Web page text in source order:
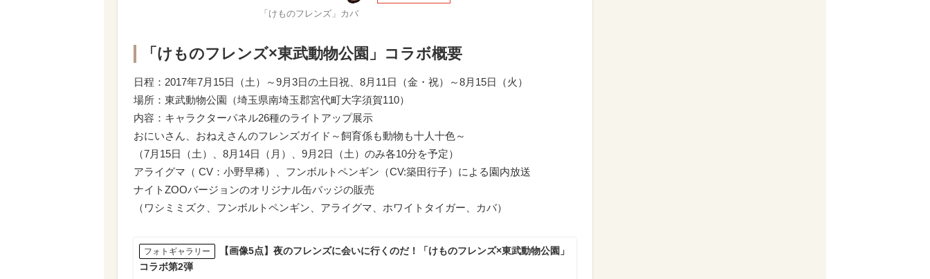
「けものフレンズ」カバ
「けものフレンズ×東武動物公園」コラボ概要
日程：2017年7月15日（土）～9月3日の土日祝、8月11日（金・祝）～8月15日（火）
場所：東武動物公園（埼玉県南埼玉郡宮代町大字須賀110）
内容：キャラクターパネル26種のライトアップ展示
おにいさん、おねえさんのフレンズガイド～飼育係も動物も十人十色～
（7月15日（土）、8月14日（月）、9月2日（土）のみ各10分を予定）
アライグマ（ CV：小野早稀）、フンボルトペンギン（CV:築田行子）による園内放送
ナイトZOOバージョンのオリジナル缶バッジの販売
（ワシミミズク、フンボルトペンギン、アライグマ、ホワイトタイガー、カバ）
フォトギャラリー
【画像5点】夜のフレンズに会いに行くのだ！「けものフレンズ×東武動物公園」
コラボ第2弾